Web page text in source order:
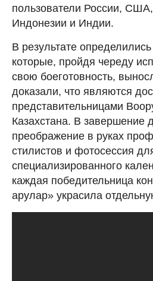
пользователи России,
Индонезии и Индии.
В результате
которые, пройдя череду
свою боеготовность,
доказали, что являются
представительницами
Казахстана. В завершение
преображение в руках
стилистов и фотосессия
специализированного
каждая победительница
арулар» украсила